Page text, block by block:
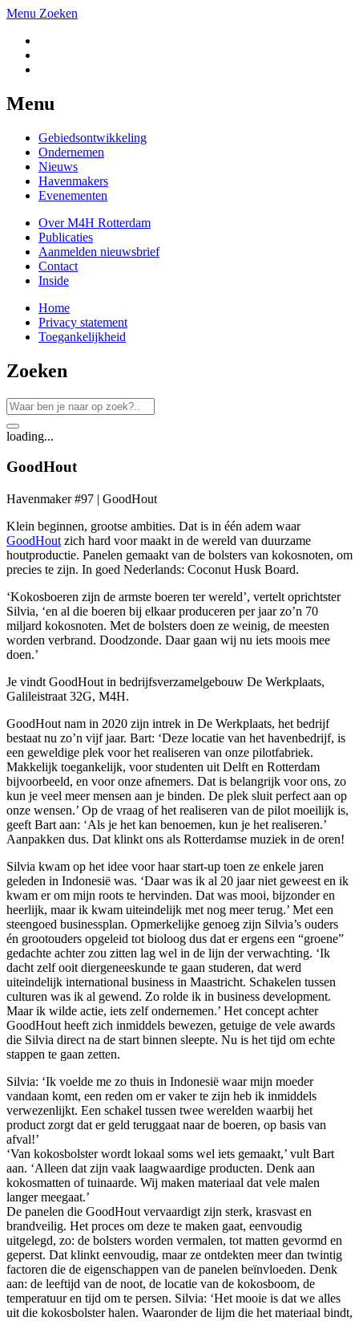
Menu Zoeken
Menu
Gebiedsontwikkeling
Ondernemen
Nieuws
Havenmakers
Evenementen
Over M4H Rotterdam
Publicaties
Aanmelden nieuwsbrief
Contact
Inside
Home
Privacy statement
Toegankelijkheid
Zoeken
loading...
GoodHout
Havenmaker #97 | GoodHout
Klein beginnen, grootse ambities. Dat is in één adem waar
GoodHout zich hard voor maakt in de wereld van duurzame
houtproductie. Panelen gemaakt van de bolsters van kokosnoten, om
precies te zijn. In goed Nederlands: Coconut Husk Board.
‘Kokosboeren zijn de armste boeren ter wereld’, vertelt oprichtster
Silvia, ‘en al die boeren bij elkaar produceren per jaar zo’n 70
miljard kokosnoten. Met de bolsters doen ze weinig, de meesten
worden verbrand. Doodzonde. Daar gaan wij nu iets moois mee
doen.’
Je vindt GoodHout in bedrijfsverzamelgebouw De Werkplaats,
Galileistraat 32G, M4H.
GoodHout nam in 2020 zijn intrek in De Werkplaats, het bedrijf
bestaat nu zo’n vijf jaar. Bart: ‘Deze locatie van het havenbedrijf, is
een geweldige plek voor het realiseren van onze pilotfabriek.
Makkelijk toegankelijk, voor studenten uit Delft en Rotterdam
bijvoorbeeld, en voor onze afnemers. Dat is belangrijk voor ons, zo
kun je veel meer mensen aan je binden. De plek sluit perfect aan op
onze wensen.’ Op de vraag of het realiseren van de pilot moeilijk is,
geeft Bart aan: ‘Als je het kan benoemen, kun je het realiseren.’
Aanpakken dus. Dat klinkt ons als Rotterdamse muziek in de oren!
Silvia kwam op het idee voor haar start-up toen ze enkele jaren
geleden in Indonesië was. ‘Daar was ik al 20 jaar niet geweest en ik
kwam er om mijn roots te hervinden. Dat was mooi, bijzonder en
heerlijk, maar ik kwam uiteindelijk met nog meer terug.’ Met een
steengoed businessplan. Opmerkelijke genoeg zijn Silvia’s ouders
én grootouders opgeleid tot bioloog dus dat er ergens een “groene”
gedachte achter zou zitten lag wel in de lijn der verwachting. ‘Ik
dacht zelf ooit diergeneeskunde te gaan studeren, dat werd
uiteindelijk international business in Maastricht. Schakelen tussen
culturen was ik al gewend. Zo rolde ik in business development.
Maar ik wilde actie, iets zelf ondernemen.’ Het concept achter
GoodHout heeft zich inmiddels bewezen, getuige de vele awards
die Silvia direct na de start binnen sleepte. Nu is het tijd om echte
stappen te gaan zetten.
Silvia: ‘Ik voelde me zo thuis in Indonesië waar mijn moeder
vandaan komt, een reden om er vaker te zijn heb ik inmiddels
verwezenlijkt. Een schakel tussen twee werelden waarbij het
product zorgt dat er geld teruggaat naar de boeren, op basis van
afval!’
‘Van kokosbolster wordt lokaal soms wel iets gemaakt,’ vult Bart
aan. ‘Alleen dat zijn vaak laagwaardige producten. Denk aan
kokosmatten of tuinaarde. Wij maken materiaal dat vele malen
langer meegaat.’
De panelen die GoodHout vervaardigt zijn sterk, krasvast en
brandveilig. Het proces om deze te maken gaat, eenvoudig
uitgelegd, zo: de bolsters worden vermalen, tot matten gevormd en
geperst. Dat klinkt eenvoudig, maar ze ontdekten meer dan twintig
factoren die de eigenschappen van de panelen beïnvloeden. Denk
aan: de leeftijd van de noot, de locatie van de kokosboom, de
temperatuur en tijd om te persen. Silvia: ‘Het mooie is dat we alles
uit die kokosbolster halen. Waaronder de lijm die het materiaal bindt,